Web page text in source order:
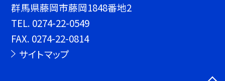
群馬県藤岡市藤岡1848番地2
TEL. 0274-22-0549
FAX. 0274-22-0814
サイトマップ